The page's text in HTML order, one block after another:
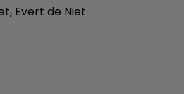
Evert de Niet